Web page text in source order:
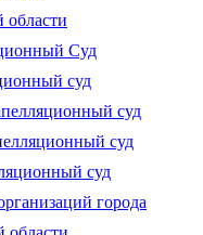
области
Суд
суд
суд
суд
суд
города